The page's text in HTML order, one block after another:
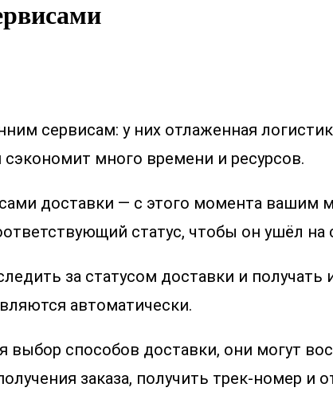
сервисам: у них отлаженная
много времени и ресурсов.
доставки — с этого момента вашим
статус, чтобы он ушёл на
за статусом доставки и
автоматически.
выбор способов доставки, они могут
заказа, получить трек-номер и